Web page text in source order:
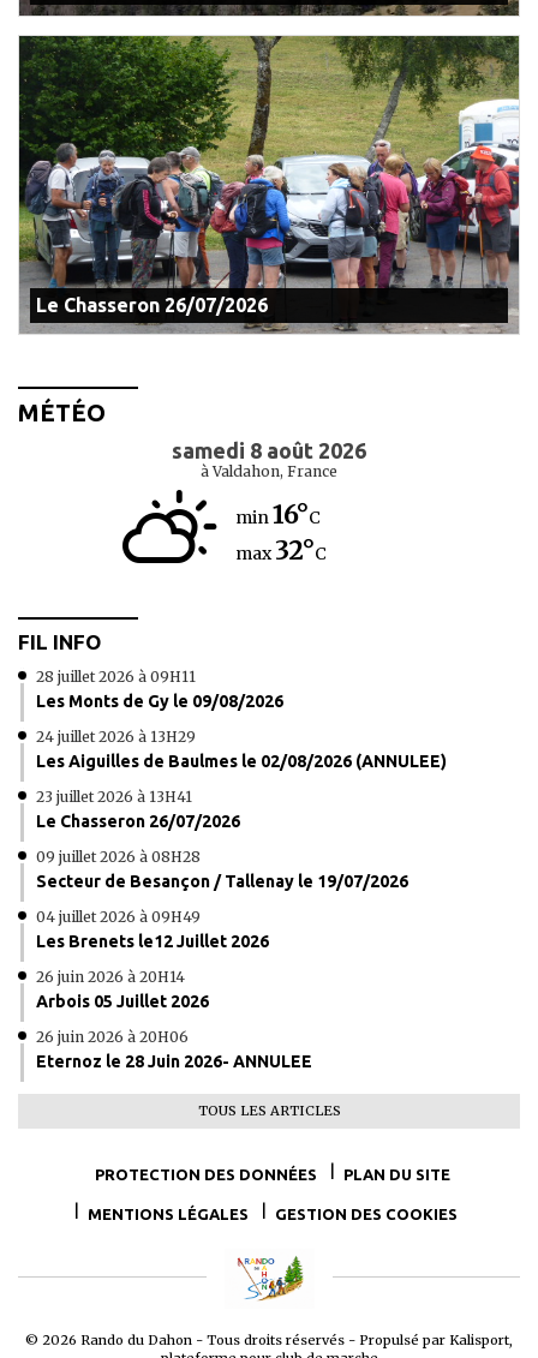
Le Chasseron 26/07/2026
MÉTÉO
samedi 8 août 2026
à Valdahon, France
min16°C
max32°C
FIL INFO
28 juillet 2026 à 09H11
Les Monts de Gy le 09/08/2026
24 juillet 2026 à 13H29
Les Aiguilles de Baulmes le 02/08/2026 (ANNULEE)
23 juillet 2026 à 13H41
Le Chasseron 26/07/2026
09 juillet 2026 à 08H28
Secteur de Besançon / Tallenay le 19/07/2026
04 juillet 2026 à 09H49
Les Brenets le12 Juillet 2026
26 juin 2026 à 20H14
Arbois 05 Juillet 2026
26 juin 2026 à 20H06
Eternoz le 28 Juin 2026- ANNULEE
TOUS LES ARTICLES
PROTECTION DES DONNÉES PLAN DU SITE
MENTIONS LÉGALES GESTION DES COOKIES
© 2026 Rando du Dahon - Tous droits réservés - Propulsé par Kalisport,